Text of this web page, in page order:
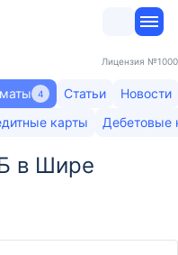
Лицензия №1000
4 Статьи
Новости
карты Дебетовые
в Шире